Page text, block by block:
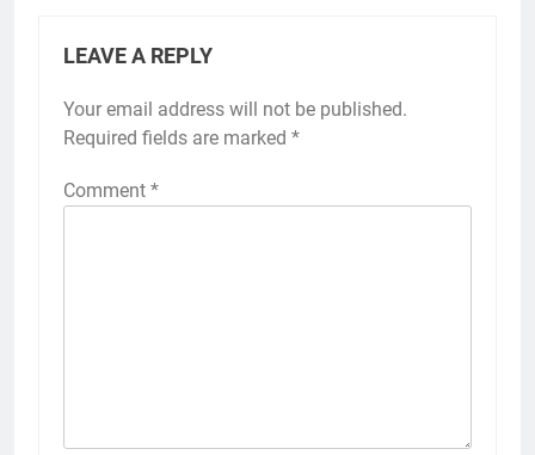
LEAVE A REPLY
Your email address will not be published.
Required fields are marked *
Comment *